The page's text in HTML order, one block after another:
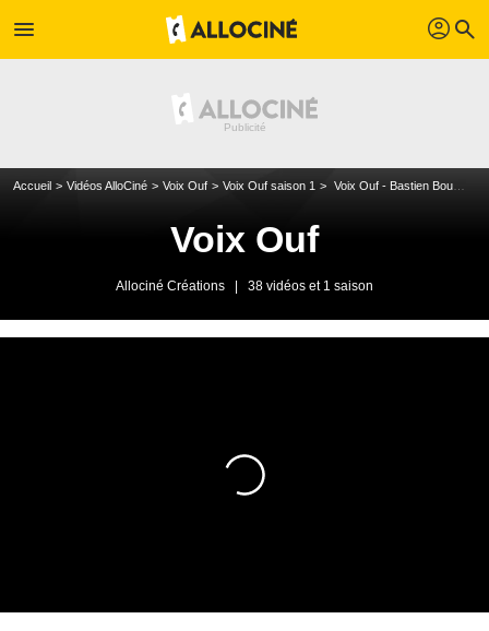
menu profil search
Accueil Vidéos AlloCiné Voix Ouf Voix Ouf saison 1 Voix Ouf - Bastien Bourlé - Rencontre avec la voix VF de L'Attaque des Titans
Voix Ouf
Allociné Créations 38 vidéos et 1 saison